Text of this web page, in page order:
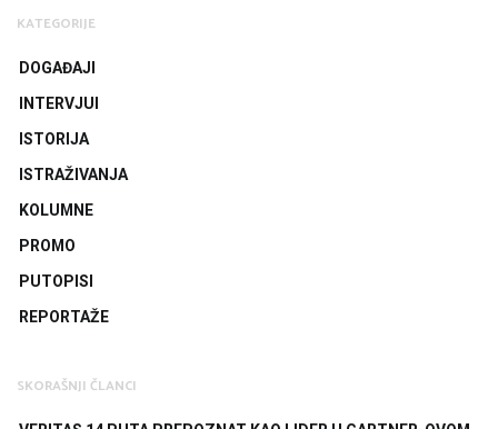
KATEGORIJE
DOGAĐAJI
INTERVJUI
ISTORIJA
ISTRAŽIVANJA
KOLUMNE
PROMO
PUTOPISI
REPORTAŽE
SKORAŠNJI ČLANCI